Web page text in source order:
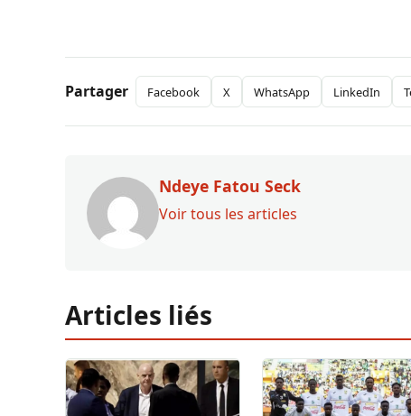
Partager Facebook X WhatsApp LinkedIn
Ndeye Fatou Seck
Voir tous les articles
Articles liés